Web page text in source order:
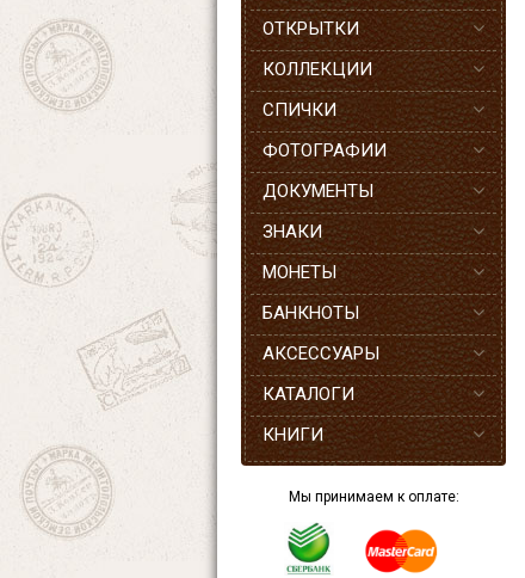
ОТКРЫТКИ
КОЛЛЕКЦИИ
СПИЧКИ
ФОТОГРАФИИ
ДОКУМЕНТЫ
ЗНАКИ
МОНЕТЫ
БАНКНОТЫ
АКСЕССУАРЫ
КАТАЛОГИ
КНИГИ
Мы принимаем к оплате: